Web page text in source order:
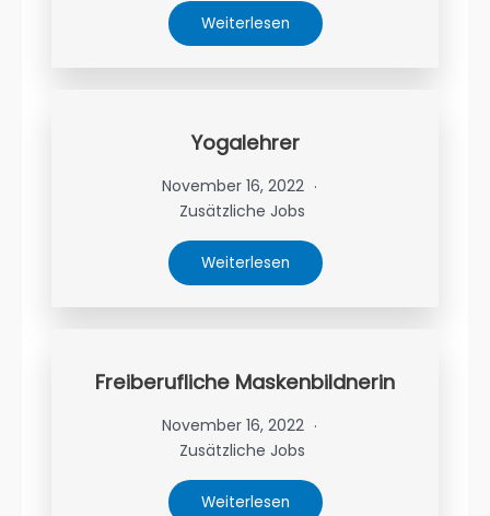
Weiterlesen
Yogalehrer
November 16, 2022
Zusätzliche Jobs
Weiterlesen
Freiberufliche Maskenbildnerin
November 16, 2022
Zusätzliche Jobs
Weiterlesen